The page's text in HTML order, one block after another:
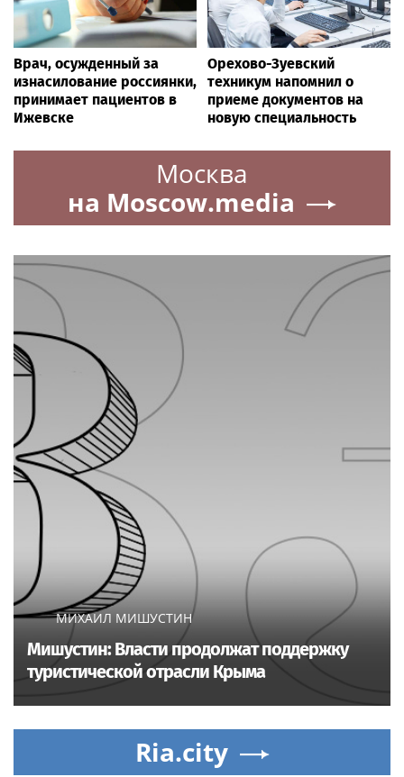
Врач, осужденный за
изнасилование россиянки,
принимает пациентов в
Ижевске
Орехово-Зуевский
техникум напомнил о
приеме документов на
новую специальность
Москва
на Moscow.media
МИХАИЛ МИШУСТИН
Мишустин: Власти продолжат поддержку
туристической отрасли Крыма
Ria.city